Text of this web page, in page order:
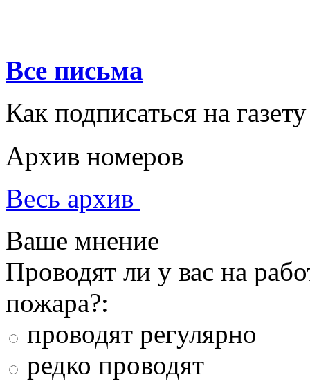
Все письма
Как подписаться на газету
Архив номеров
Весь архив
Ваше мнение
Проводят ли у вас на
пожара?:
проводят регулярно
редко проводят